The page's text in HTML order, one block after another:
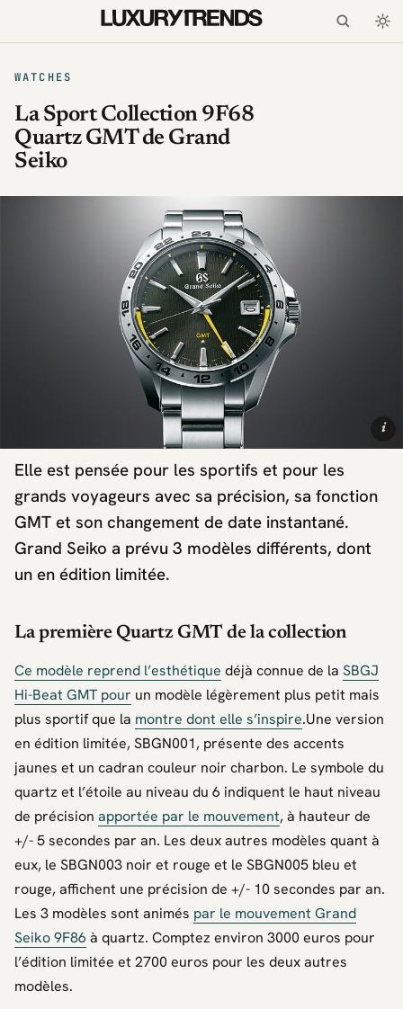
WATCHES
La Sport Collection 9F68
Quartz GMT de Grand
Seiko
i
Elle est pensée pour les sportifs et pour les
grands voyageurs avec sa précision, sa fonction
GMT et son changement de date instantané.
Grand Seiko a prévu 3 modèles différents, dont
un en édition limitée.
La première Quartz GMT de la collection
Ce modèle reprend l’esthétique déjà connue de la SBGJ
Hi-Beat GMT pour un modèle légèrement plus petit mais
plus sportif que la montre dont elle s’inspire.Une version
en édition limitée, SBGN001, présente des accents
jaunes et un cadran couleur noir charbon. Le symbole du
quartz et l’étoile au niveau du 6 indiquent le haut niveau
de précision apportée par le mouvement, à hauteur de
+/- 5 secondes par an. Les deux autres modèles quant à
eux, le SBGN003 noir et rouge et le SBGN005 bleu et
rouge, affichent une précision de +/- 10 secondes par an.
Les 3 modèles sont animés par le mouvement Grand
Seiko 9F86 à quartz. Comptez environ 3000 euros pour
l’édition limitée et 2700 euros pour les deux autres
modèles.